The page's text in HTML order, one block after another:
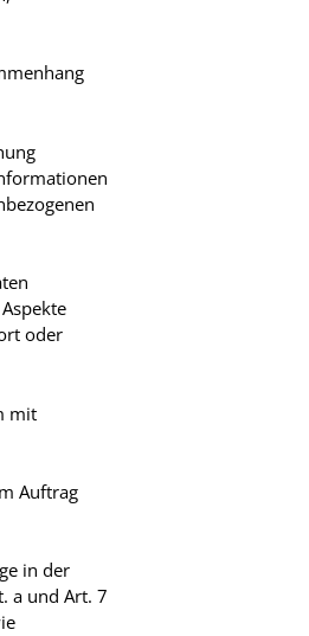
oder
mit
Auftrag
in der
a und Art. 7